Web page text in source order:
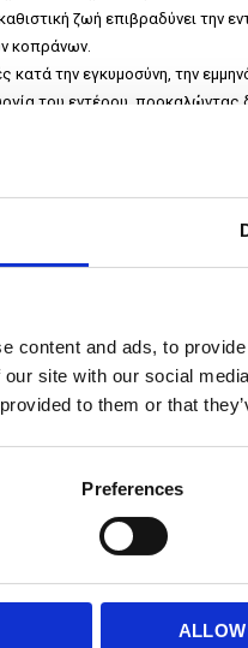
content and ads, to
site with our social
to them or that
Preferences
ζωή επιβραδύνει την
κοπράνων.
κατά την εγκυμοσύνη, την
του εντέρου, προκαλώντας
τα αντικαταθλιπτικά και
τη δυσκοιλιότητα ή να
του εντέρου.
επεξεργασμένων
ινών, επιβαρύνει την
πιο δύσκολη και επώδυνη.
αλλά ουσιαστικές αλλαγές
συμβουλές:
που βρίσκονται σε φρούτα,